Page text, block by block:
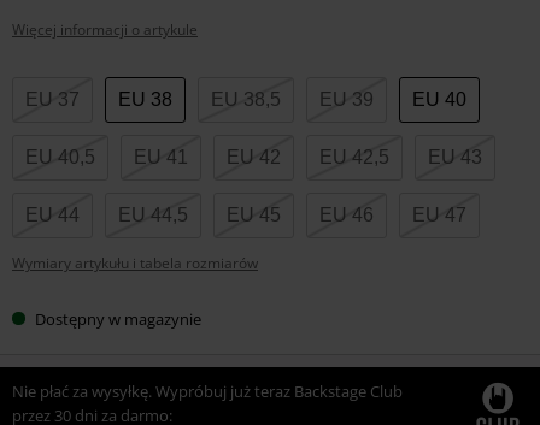
Więcej informacji o artykule
Wybierz
rozmiar
EU 37 EU 38 EU 38,5 EU 39 EU 40
EU 40,5 EU 41 EU 42 EU 42,5 EU 43
EU 44 EU 44,5 EU 45 EU 46 EU 47
Wymiary artykułu i tabela rozmiarów
Dostępny w magazynie
Nie płać za wysyłkę. Wypróbuj już teraz Backstage Club
przez 30 dni za darmo: